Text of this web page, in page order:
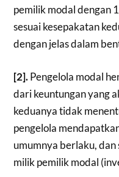
pemilik modal dengan
sesuai kesepakatan
dengan jelas dalam
[2].Pengelola modal
dari keuntungan yang
keduanya tidak
pengelola
umumnya berlaku,
milik pemilik modal